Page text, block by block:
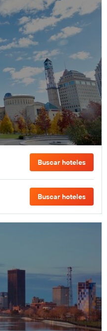
Buscar hoteles
Buscar hoteles